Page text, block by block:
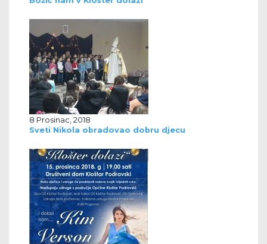
8 Prosinac, 2018
Sveti Nikola obradovao dobru djecu